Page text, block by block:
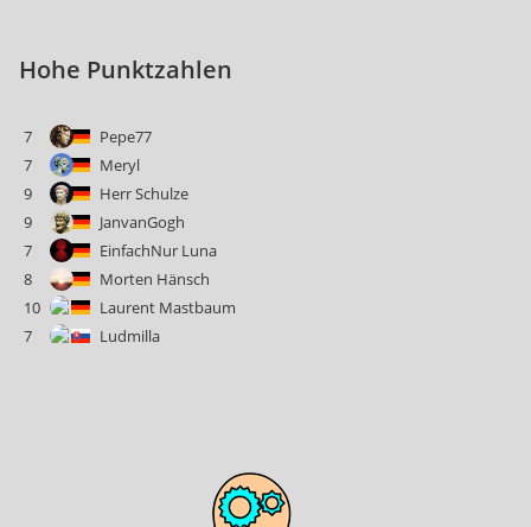
Hohe Punktzahlen
7
Pepe77
7
Meryl
9
Herr Schulze
9
JanvanGogh
7
EinfachNur Luna
8
Morten Hänsch
10
Laurent Mastbaum
7
Ludmilla